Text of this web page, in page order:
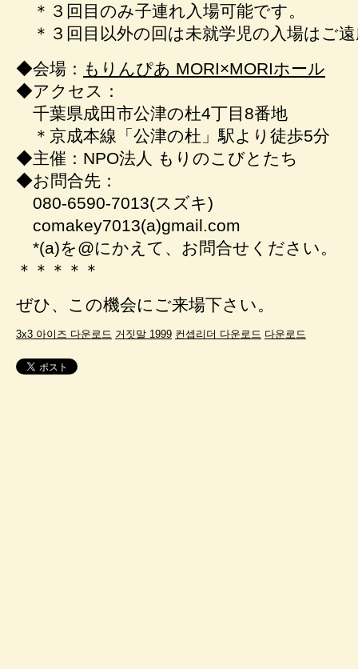
＊３回目のみ子連れ入場可能です。
＊３回目以外の回は未就学児の入場はご
◆会場： もりんぴあ MORI×MORIホール
◆アクセス：
千葉県成田市公津の杜4丁目8番地
＊京成本線「公津の杜」駅より徒歩5分
◆主催：NPO法人 もりのこびとたち
◆お問合先：
080-6590-7013(スズキ)
comakey7013(a)gmail.com
*(a)を@にかえて、お問合せください。
＊＊＊＊＊
ぜひ、この機会にご来場下さい。
3x3 아이즈 다운로드 거짓말 1999 컨셉리더 다운로드 다운로드